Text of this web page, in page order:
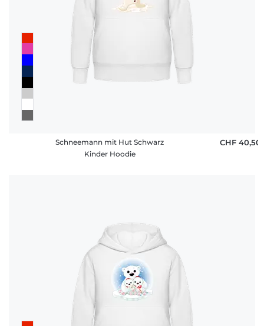
Schneemann mit Hut Schwarz
Kinder Hoodie
CHF 40,50